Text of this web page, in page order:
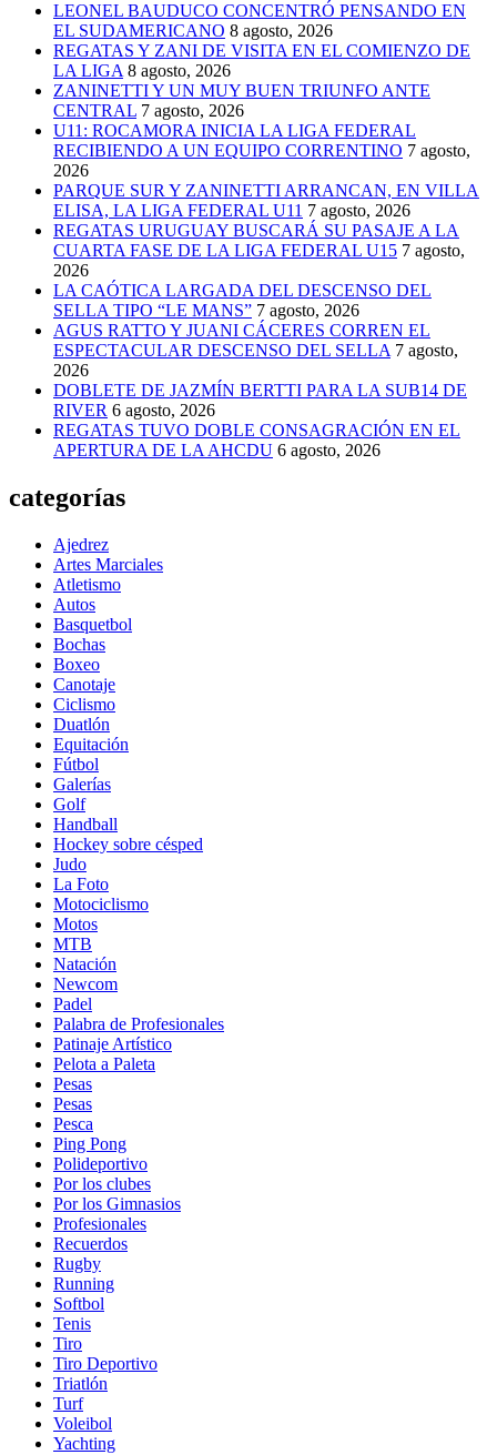
LEONEL BAUDUCO CONCENTRÓ PENSANDO EN
EL SUDAMERICANO 8 agosto, 2026
REGATAS Y ZANI DE VISITA EN EL COMIENZO DE
LA LIGA 8 agosto, 2026
ZANINETTI Y UN MUY BUEN TRIUNFO ANTE
CENTRAL 7 agosto, 2026
U11: ROCAMORA INICIA LA LIGA FEDERAL
RECIBIENDO A UN EQUIPO CORRENTINO 7 agosto,
2026
PARQUE SUR Y ZANINETTI ARRANCAN, EN VILLA
ELISA, LA LIGA FEDERAL U11 7 agosto, 2026
REGATAS URUGUAY BUSCARÁ SU PASAJE A LA
CUARTA FASE DE LA LIGA FEDERAL U15 7 agosto,
2026
LA CAÓTICA LARGADA DEL DESCENSO DEL
SELLA TIPO “LE MANS” 7 agosto, 2026
AGUS RATTO Y JUANI CÁCERES CORREN EL
ESPECTACULAR DESCENSO DEL SELLA 7 agosto,
2026
DOBLETE DE JAZMÍN BERTTI PARA LA SUB14 DE
RIVER 6 agosto, 2026
REGATAS TUVO DOBLE CONSAGRACIÓN EN EL
APERTURA DE LA AHCDU 6 agosto, 2026
categorías
Ajedrez
Artes Marciales
Atletismo
Autos
Basquetbol
Bochas
Boxeo
Canotaje
Ciclismo
Duatlón
Equitación
Fútbol
Galerías
Golf
Handball
Hockey sobre césped
Judo
La Foto
Motociclismo
Motos
MTB
Natación
Newcom
Padel
Palabra de Profesionales
Patinaje Artístico
Pelota a Paleta
Pesas
Pesas
Pesca
Ping Pong
Polideportivo
Por los clubes
Por los Gimnasios
Profesionales
Recuerdos
Rugby
Running
Softbol
Tenis
Tiro
Tiro Deportivo
Triatlón
Turf
Voleibol
Yachting